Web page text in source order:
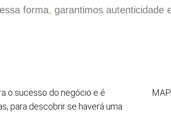
forma, garantimos autenticidade
o sucesso do negócio e é
para descobrir se haverá uma